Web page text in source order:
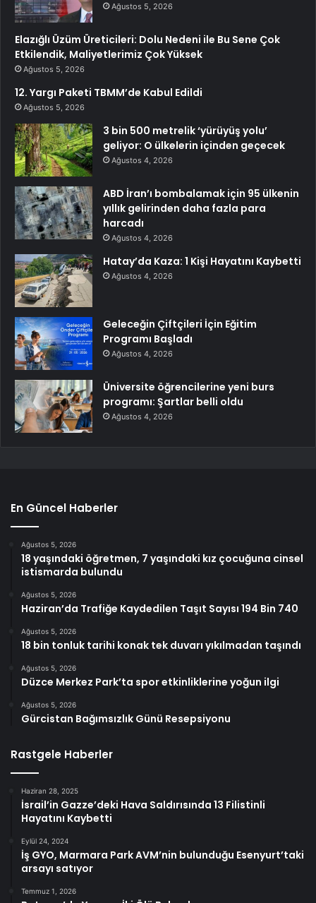
Ağustos 5, 2026
Elazığlı Üzüm Üreticileri: Dolu Nedeni ile Bu Sene Çok
Etkilendik, Maliyetlerimiz Çok Yüksek
Ağustos 5, 2026
12. Yargı Paketi TBMM’de Kabul Edildi
Ağustos 5, 2026
3 bin 500 metrelik ‘yürüyüş yolu’
geliyor: O ülkelerin içinden geçecek
Ağustos 4, 2026
ABD İran’ı bombalamak için 95 ülkenin
yıllık gelirinden daha fazla para
harcadı
Ağustos 4, 2026
Hatay’da Kaza: 1 Kişi Hayatını Kaybetti
Ağustos 4, 2026
Geleceğin Çiftçileri İçin Eğitim
Programı Başladı
Ağustos 4, 2026
Üniversite öğrencilerine yeni burs
programı: Şartlar belli oldu
Ağustos 4, 2026
En Güncel Haberler
Ağustos 5, 2026
18 yaşındaki öğretmen, 7 yaşındaki kız çocuğuna cinsel
istismarda bulundu
Ağustos 5, 2026
Haziran’da Trafiğe Kaydedilen Taşıt Sayısı 194 Bin 740
Ağustos 5, 2026
18 bin tonluk tarihi konak tek duvarı yıkılmadan taşındı
Ağustos 5, 2026
Düzce Merkez Park’ta spor etkinliklerine yoğun ilgi
Ağustos 5, 2026
Gürcistan Bağımsızlık Günü Resepsiyonu
Rastgele Haberler
Haziran 28, 2025
İsrail’in Gazze’deki Hava Saldırısında 13 Filistinli
Hayatını Kaybetti
Eylül 24, 2024
İş GYO, Marmara Park AVM’nin bulunduğu Esenyurt’taki
arsayı satıyor
Temmuz 1, 2026